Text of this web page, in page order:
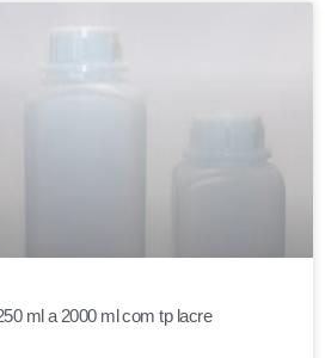
ml a 2000 ml com tp lacre